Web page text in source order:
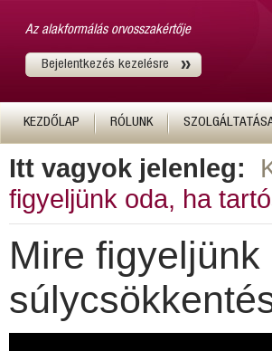
Az alakformálás orvosszakértője
Bejelentkezés kezelésre
KEZDŐLAP RÓLUNK
Itt vagyok jelenleg:
figyeljünk oda, ha
Mire